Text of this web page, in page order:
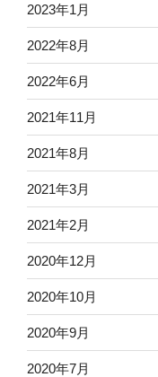
2023年1月
2022年8月
2022年6月
2021年11月
2021年8月
2021年3月
2021年2月
2020年12月
2020年10月
2020年9月
2020年7月